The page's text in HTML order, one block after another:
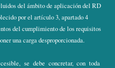
del ámbito de aplicación del RD
por el artículo 3, apartado 4
del cumplimiento de los requisitos
una carga desproporcionada.
se debe concretar, con toda